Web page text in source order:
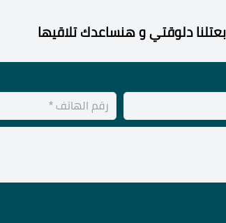
دلوقتي و هنساعدك تلاقيها